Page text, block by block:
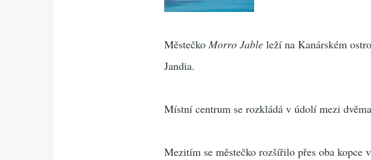
Městečko Morro Jable leží na Kanárském
Jandia.
Místní centrum se rozkládá v údolí mezi
Mezitím se městečko rozšířilo přes oba kopce